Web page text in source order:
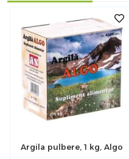
Argila pulbere, 1 kg, Algo